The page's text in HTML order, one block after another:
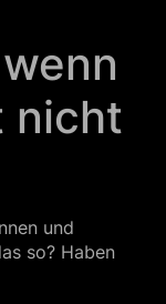
nicht
und
so? Haben